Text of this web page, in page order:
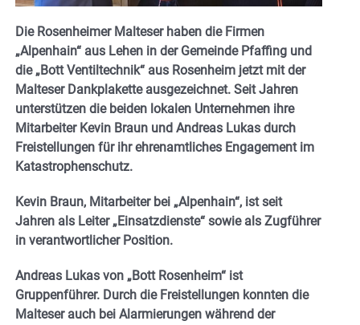
Die Rosenheimer Malteser haben die Firmen
„Alpenhain“ aus Lehen in der Gemeinde Pfaffing und
die „Bott Ventiltechnik“ aus Rosenheim jetzt mit der
Malteser Dankplakette ausgezeichnet. Seit Jahren
unterstützen die beiden lokalen Unternehmen ihre
Mitarbeiter Kevin Braun und Andreas Lukas durch
Freistellungen für ihr ehrenamtliches Engagement im
Katastrophenschutz.
Kevin Braun, Mitarbeiter bei „Alpenhain“, ist seit
Jahren als Leiter „Einsatzdienste“ sowie als Zugführer
in verantwortlicher Position.
Andreas Lukas von „Bott Rosenheim“ ist
Gruppenführer. Durch die Freistellungen konnten die
Malteser auch bei Alarmierungen während der